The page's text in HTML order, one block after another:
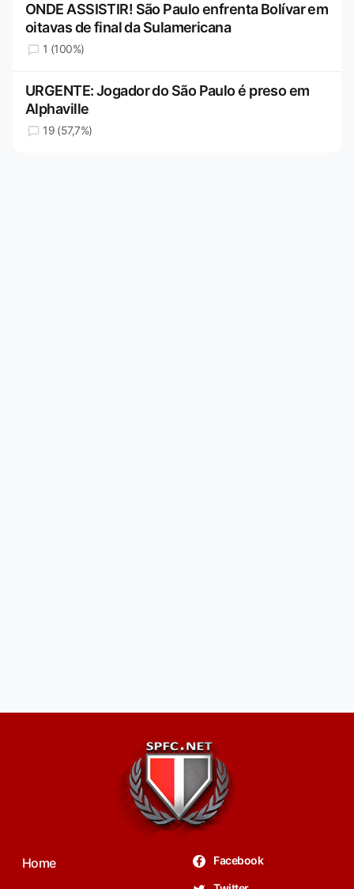
ONDE ASSISTIR! São Paulo enfrenta Bolívar em
oitavas de final da Sulamericana
1 (100%)
URGENTE: Jogador do São Paulo é preso em
Alphaville
19 (57,7%)
Home Facebook